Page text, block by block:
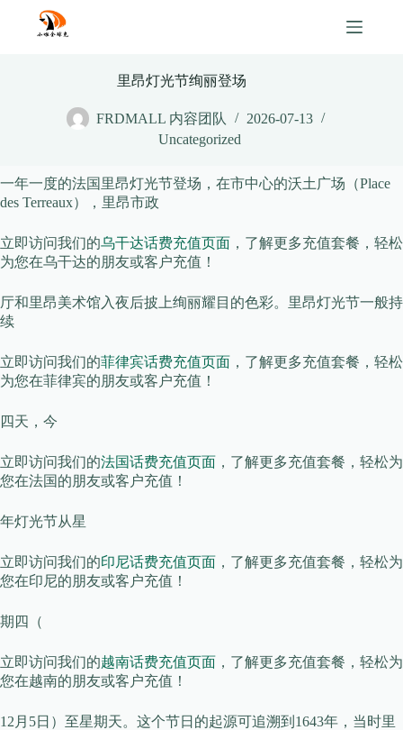
content
里昂灯光节绚丽登场
FRDMALL 内容团队
2026-07-13
Uncategorized
一年一度的法国里昂灯光节登场，在市中心的沃土广场（Place
des Terreaux），里昂市政
立即访问我们的乌干达话费充值页面 ，了解更多充值套餐，轻松
为您在乌干达的朋友或客户充值！
厅和里昂美术馆入夜后披上绚丽耀目的色彩。里昂灯光节一般持
续
立即访问我们的菲律宾话费充值页面 ，了解更多充值套餐，轻松
为您在菲律宾的朋友或客户充值！
四天，今
立即访问我们的法国话费充值页面 ，了解更多充值套餐，轻松为
您在法国的朋友或客户充值！
年灯光节从星
立即访问我们的印尼话费充值页面 ，了解更多充值套餐，轻松为
您在印尼的朋友或客户充值！
期四（
立即访问我们的越南话费充值页面 ，了解更多充值套餐，轻松为
您在越南的朋友或客户充值！
12月5日）至星期天。这个节日的起源可追溯到1643年，当时里